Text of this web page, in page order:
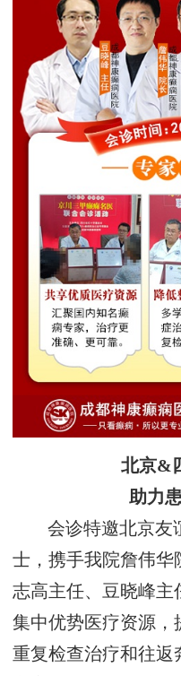
北京&
助力
会诊特邀北京友
士，携手我院詹伟华
志高主任、豆晓峰主
集中优势医疗资源，
重复检查治疗和往返